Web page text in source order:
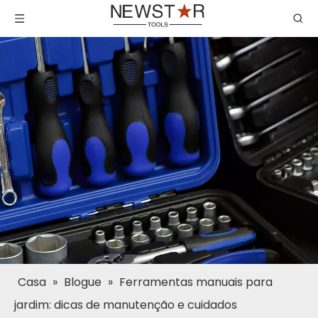
Casa » Blogue » Ferramentas manuais para
jardim: dicas de manutenção e cuidados